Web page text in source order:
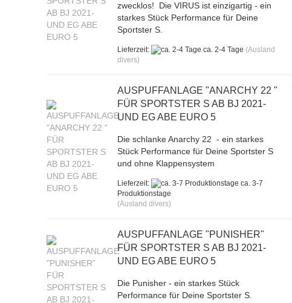
zwecklos! Die VIRUS ist einzigartig - ein
starkes Stück Performance für Deine
Sportster S.
Lieferzeit: ca. 2-4 Tage (Ausland
divers)
AUSPUFFANLAGE "ANARCHY 22 "
FÜR SPORTSTER S AB BJ 2021-
UND EG ABE EURO 5
Die schlanke Anarchy 22 - ein starkes
Stück Performance für Deine Sportster S
und ohne Klappensystem
Lieferzeit:
ca. 3-7
Produktionstage
(Ausland divers)
AUSPUFFANLAGE "PUNISHER"
FÜR SPORTSTER S AB BJ 2021-
UND EG ABE EURO 5
Die Punisher - ein starkes Stück
Performance für Deine Sportster S.